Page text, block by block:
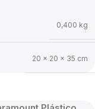
0,400 kg
20 × 20 × 35 cm